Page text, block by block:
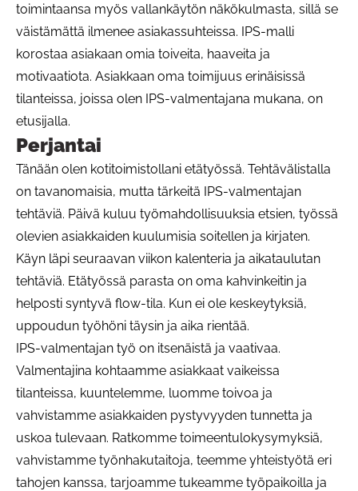
toimintaansa myös vallankäytön näkökulmasta, sillä se
väistämättä ilmenee asiakassuhteissa. IPS-malli
korostaa asiakaan omia toiveita, haaveita ja
motivaatiota. Asiakkaan oma toimijuus erinäisissä
tilanteissa, joissa olen IPS-valmentajana mukana, on
etusijalla.
Perjantai
Tänään olen kotitoimistollani etätyössä. Tehtävälistalla
on tavanomaisia, mutta tärkeitä IPS-valmentajan
tehtäviä. Päivä kuluu työmahdollisuuksia etsien, työssä
olevien asiakkaiden kuulumisia soitellen ja kirjaten.
Käyn läpi seuraavan viikon kalenteria ja aikataulutan
tehtäviä. Etätyössä parasta on oma kahvinkeitin ja
helposti syntyvä flow-tila. Kun ei ole keskeytyksiä,
uppoudun työhöni täysin ja aika rientää.
IPS-valmentajan työ on itsenäistä ja vaativaa.
Valmentajina kohtaamme asiakkaat vaikeissa
tilanteissa, kuuntelemme, luomme toivoa ja
vahvistamme asiakkaiden pystyvyyden tunnetta ja
uskoa tulevaan. Ratkomme toimeentulokysymyksiä,
vahvistamme työnhakutaitoja, teemme yhteistyötä eri
tahojen kanssa, tarjoamme tukeamme työpaikoilla ja